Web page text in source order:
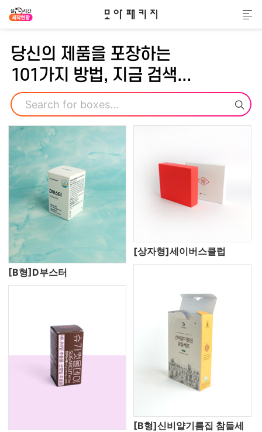
모아패키지
메
당신의 제품을 포장하는
101가지 방법, 지금 검색...
검색
[B형]D부스터
[상자형]세이버스클럽
[B형]신비얄기름집 참들세